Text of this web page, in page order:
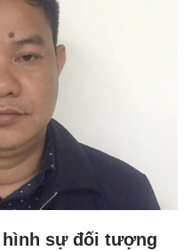
sự đối tượng